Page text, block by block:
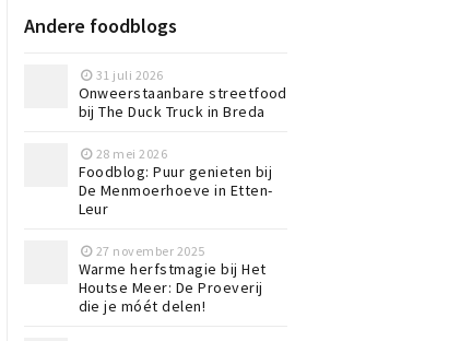
Andere foodblogs
31 juli 2026
Onweerstaanbare streetfood
bij The Duck Truck in Breda
28 mei 2026
Foodblog: Puur genieten bij
De Menmoerhoeve in Etten-
Leur
27 november 2025
Warme herfstmagie bij Het
Houtse Meer: De Proeverij
die je móét delen!